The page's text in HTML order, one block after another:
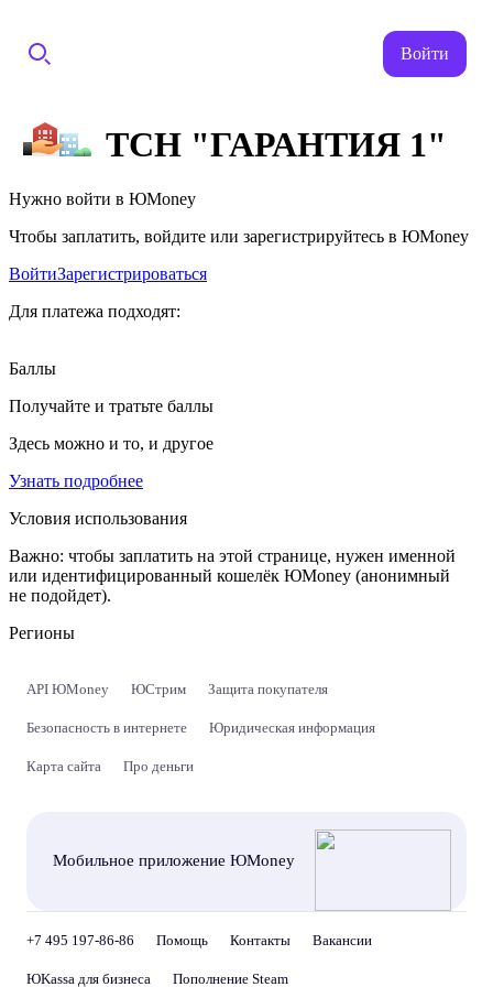
Войти
ТСН "ГАРАНТИЯ 1"
Нужно войти в ЮMoney
Чтобы заплатить, войдите или зарегистрируйтесь в ЮMoney
ВойтиЗарегистрироваться
Для платежа подходят:
Баллы
Получайте и тратьте баллы
Здесь можно и то, и другое
Узнать подробнее
Условия использования
Важно: чтобы заплатить на этой странице, нужен именной
или идентифицированный кошелёк ЮMoney (анонимный
не подойдет).
Регионы
API ЮMoney ЮСтрим Защита покупателя
Безопасность в интернете Юридическая информация
Карта сайта Про деньги
Мобильное приложение ЮMoney
+7 495 197-86-86 Помощь Контакты Вакансии
ЮKassa для бизнеса Пополнение Steam